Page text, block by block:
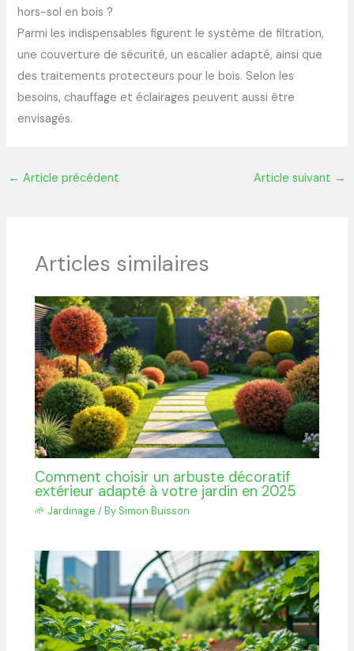
hors-sol en bois ?
Parmi les indispensables figurent le système de filtration,
une couverture de sécurité, un escalier adapté, ainsi que
des traitements protecteurs pour le bois. Selon les
besoins, chauffage et éclairages peuvent aussi être
envisagés.
← Article précédent Article suivant →
Articles similaires
Comment choisir un arbuste décoratif
extérieur adapté à votre jardin en 2025
🌱 Jardinage / By Simon Buisson